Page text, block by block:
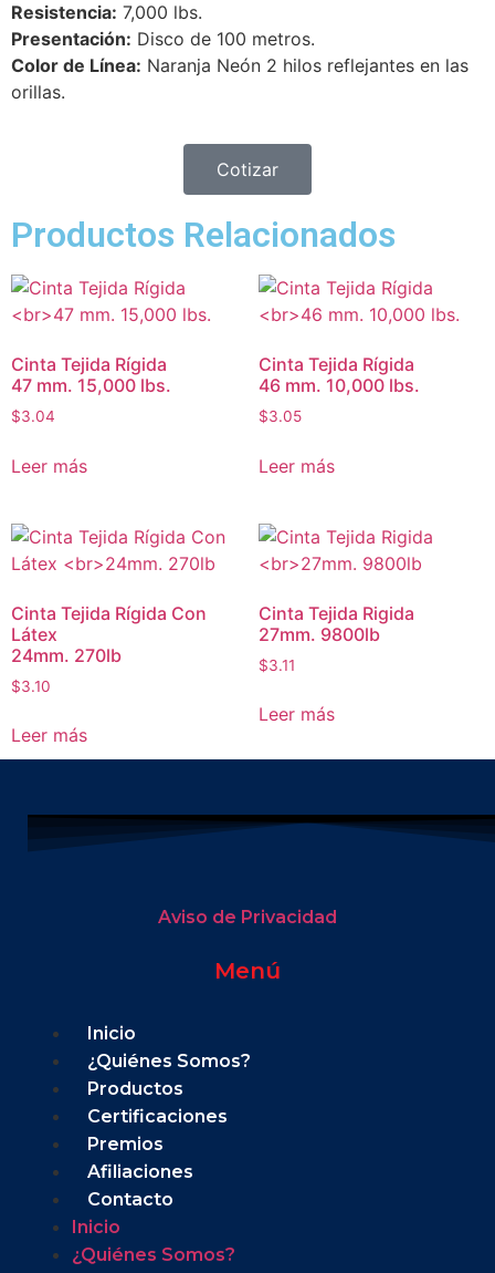
Resistencia: 7,000 lbs.
Presentación: Disco de 100 metros.
Color de Línea: Naranja Neón 2 hilos reflejantes en las
orillas.
Cotizar
Productos Relacionados
Cinta Tejida Rígida
47 mm. 15,000 lbs.
$3.04
Leer más
Cinta Tejida Rígida
46 mm. 10,000 lbs.
$3.05
Leer más
Cinta Tejida Rígida Con
Látex
24mm. 270lb
$3.10
Leer más
Cinta Tejida Rigida
27mm. 9800lb
$3.11
Leer más
Aviso de Privacidad
Menú
Inicio
¿Quiénes Somos?
Productos
Certificaciones
Premios
Afiliaciones
Contacto
Inicio
¿Quiénes Somos?